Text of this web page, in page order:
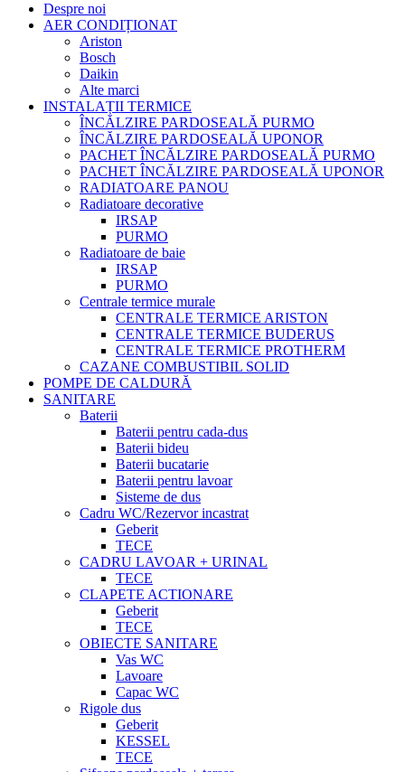
Despre noi
AER CONDIȚIONAT
Ariston
Bosch
Daikin
Alte marci
INSTALAȚII TERMICE
ÎNCĂLZIRE PARDOSEALĂ PURMO
ÎNCĂLZIRE PARDOSEALĂ UPONOR
PACHET ÎNCĂLZIRE PARDOSEALĂ PURMO
PACHET ÎNCĂLZIRE PARDOSEALĂ UPONOR
RADIATOARE PANOU
Radiatoare decorative
IRSAP
PURMO
Radiatoare de baie
IRSAP
PURMO
Centrale termice murale
CENTRALE TERMICE ARISTON
CENTRALE TERMICE BUDERUS
CENTRALE TERMICE PROTHERM
CAZANE COMBUSTIBIL SOLID
POMPE DE CALDURĂ
SANITARE
Baterii
Baterii pentru cada-dus
Baterii bideu
Baterii bucatarie
Baterii pentru lavoar
Sisteme de dus
Cadru WC/Rezervor incastrat
Geberit
TECE
CADRU LAVOAR + URINAL
TECE
CLAPETE ACTIONARE
Geberit
TECE
OBIECTE SANITARE
Vas WC
Lavoare
Capac WC
Rigole dus
Geberit
KESSEL
TECE